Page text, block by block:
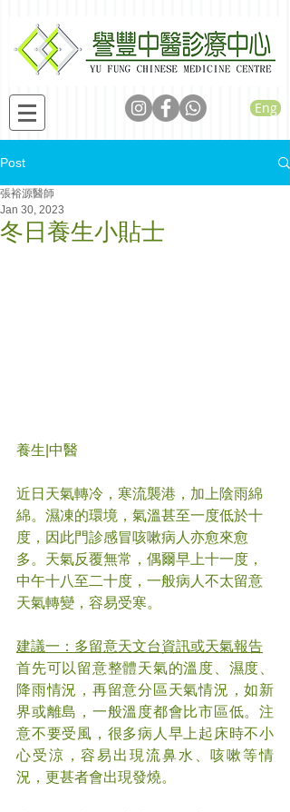
Eng
Post
冬日養生小貼士
張裕源醫師
Jan 30, 2023
養生|中醫
近日天氣轉冷，寒流襲港，加上陰雨綿
綿。濕凍的環境，氣溫甚至一度低於十
度，因此門診感冒咳嗽病人亦愈來愈
多。天氣反覆無常，偶爾早上十一度，
中午十八至二十度，一般病人不太留意
天氣轉變，容易受寒。
建議一：多留意天文台資訊或天氣報告
首先可以留意整體天氣的溫度、濕度、
降雨情況，再留意分區天氣情況，如新
界或離島，一般溫度都會比市區低。注
意不要受風，很多病人早上起床時不小
心受涼，容易出現流鼻水、咳嗽等情
況，更甚者會出現發燒。